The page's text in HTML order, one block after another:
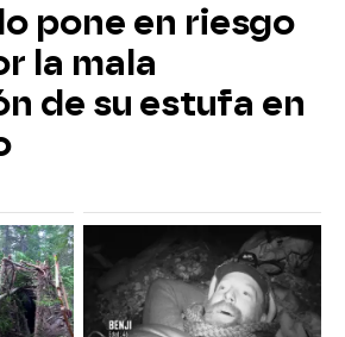
pone en riesgo
la mala
de su estufa en